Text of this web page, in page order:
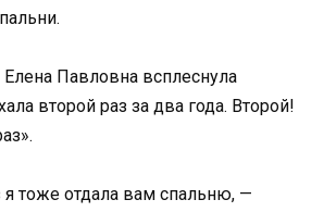
Павловна всплеснула
второй раз за два года. Второй!
тоже отдала вам спальню, —